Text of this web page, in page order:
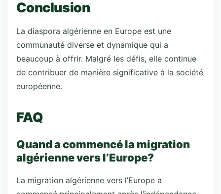
Conclusion
La diaspora algérienne en Europe est une
communauté diverse et dynamique qui a
beaucoup à offrir. Malgré les défis, elle continue
de contribuer de manière significative à la société
européenne.
FAQ
Quand a commencé la migration
algérienne vers l’Europe?
La migration algérienne vers l’Europe a